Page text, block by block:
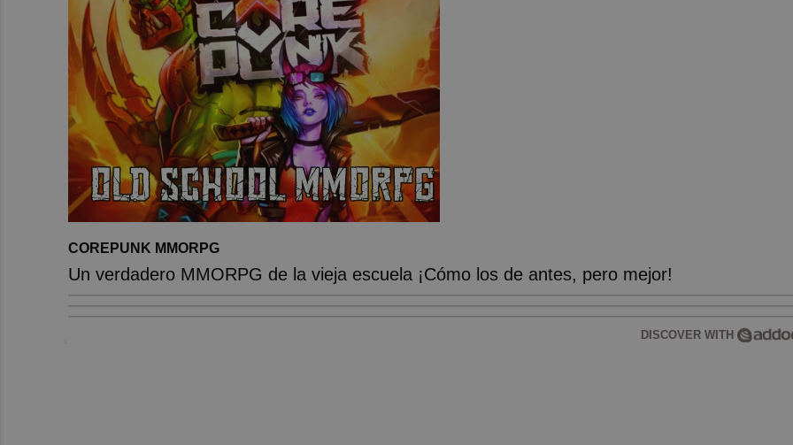
COREPUNK MMORPG
Un verdadero MMORPG de la vieja escuela ¡Cómo los de antes, pero mejor!
DISCOVER WITH